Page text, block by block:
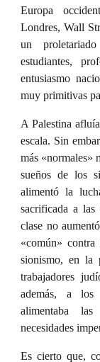
Europa
Londres, Wall
un
estudiantes,
entusiasmo
muy primitivas
A Palestina
escala. Sin
más «normales»
sueños de los
alimentó la
sacrificada a
clase no
«común»
sionismo, en la
trabajadores
además, a los
alimentaba
necesidades
Es cierto que,